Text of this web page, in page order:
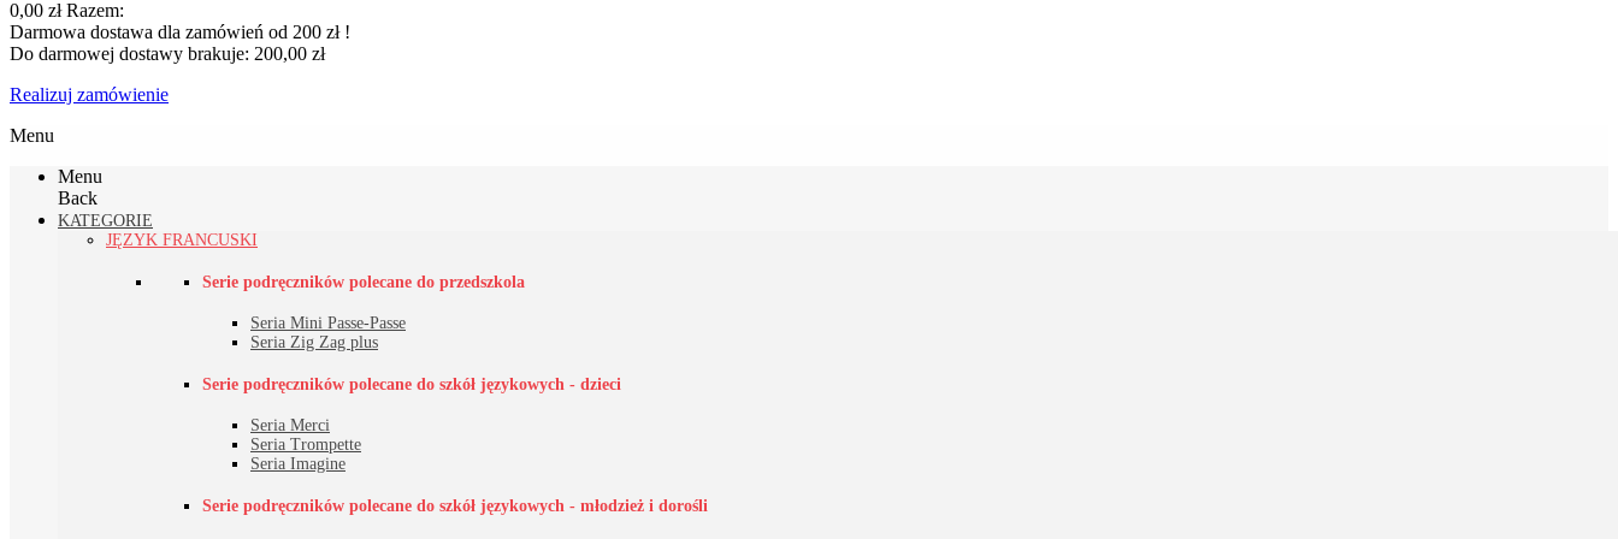
0,00 zł Razem:
Darmowa dostawa dla zamówień od 200 zł !
Do darmowej dostawy brakuje: 200,00 zł
Realizuj zamówienie
Menu
Menu
Back
KATEGORIE
JĘZYK FRANCUSKI
Serie podręczników polecane do przedszkola
Seria Mini Passe-Passe
Seria Zig Zag plus
Serie podręczników polecane do szkół językowych - dzieci
Seria Merci
Seria Trompette
Seria Imagine
Serie podręczników polecane do szkół językowych - młodzież i dorośli